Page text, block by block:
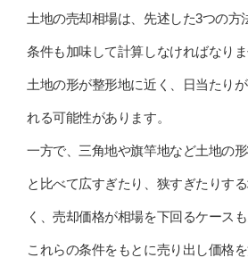
土地の売却相場は、先述した3つの
条件も加味して計算しなければなりま
土地の形が整形地に近く、日当たり
れる可能性があります。
一方で、三角地や旗竿地など土地の
と比べて広すぎたり、狭すぎたりす
く、売却価格が相場を下回るケースも
これらの条件をもとに売り出し価格